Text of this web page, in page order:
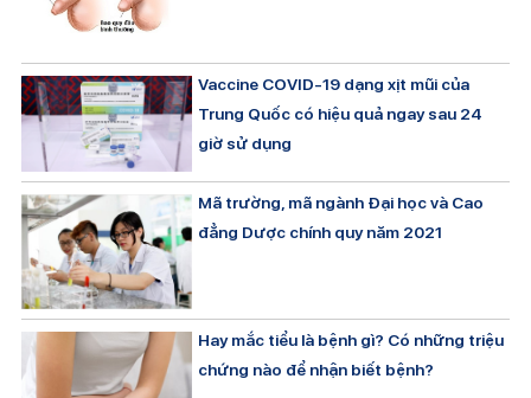
Vaccine COVID-19 dạng xịt mũi của
Trung Quốc có hiệu quả ngay sau 24
giờ sử dụng
Mã trường, mã ngành Đại học và Cao
đẳng Dược chính quy năm 2021
Hay mắc tiểu là bệnh gì? Có những triệu
chứng nào để nhận biết bệnh?